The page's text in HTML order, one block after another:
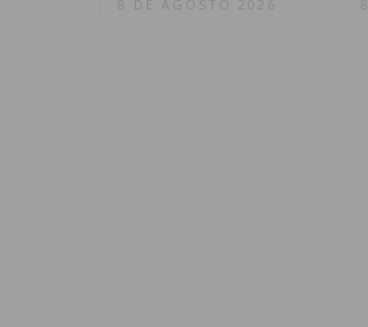
8 DE AGOSTO 2026